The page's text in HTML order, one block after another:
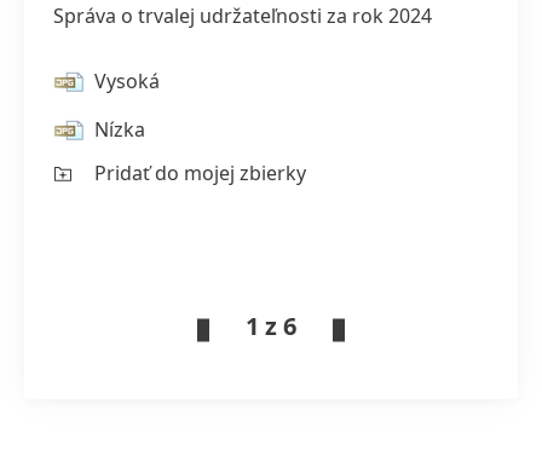
Správa o trvalej udržateľnosti za rok 2024
Vysoká
Nízka
Pridať do mojej zbierky
1 z 6